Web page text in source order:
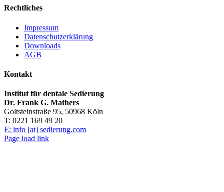
Rechtliches
Impressum
Datenschutzerklärung
Downloads
AGB
Kontakt
Institut für dentale Sedierung
Dr. Frank G. Mathers
Goltsteinstraße 95, 50968 Köln
T: 0221 169 49 20
E: info [at] sedierung.com
Page load link